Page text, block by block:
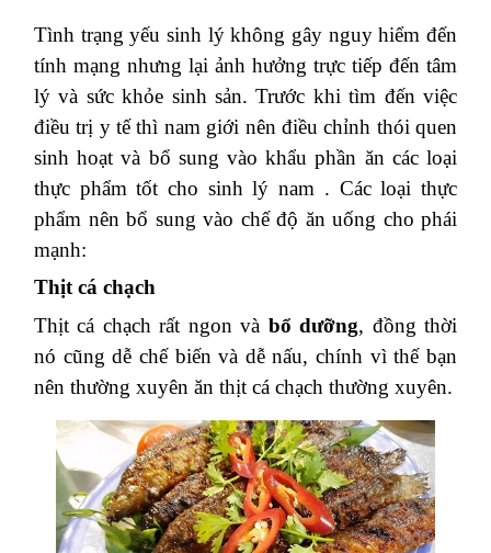
Tình trạng yếu sinh lý không gây nguy hiểm đến
tính mạng nhưng lại ảnh hưởng trực tiếp đến tâm
lý và sức khỏe sinh sản. Trước khi tìm đến việc
điều trị y tế thì nam giới nên điều chỉnh thói quen
sinh hoạt và bổ sung vào khẩu phần ăn các loại
thực phẩm tốt cho sinh lý nam . Các loại thực
phẩm nên bổ sung vào chế độ ăn uống cho phái
mạnh:
Thịt cá chạch
Thịt cá chạch rất ngon và bổ dưỡng, đồng thời
nó cũng dễ chế biến và dễ nấu, chính vì thế bạn
nên thường xuyên ăn thịt cá chạch thường xuyên.